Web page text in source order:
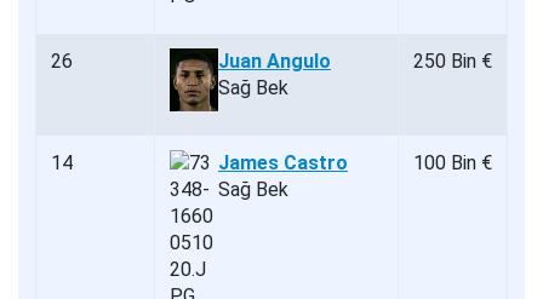
26
Juan Angulo
Sağ Bek
250 Bin €
14
James Castro
Sağ Bek
100 Bin €